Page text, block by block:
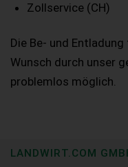
Zollservice (CH)
Die Be- und
Wunsch durch unser
problemlos möglich.
LANDWIRT.COM